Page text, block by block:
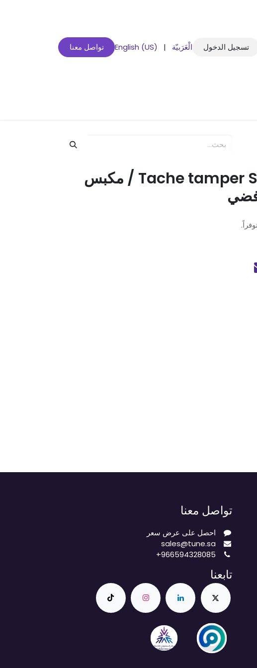
تسجيل الدخول الْعَرَبيّة |
English (US) تواصل معنا
Tache tamper Silver 58.5 / مكبس
تواصل معنا
احصل على عرض سعر
sales@tune.sa
+966594328085
تابعنا